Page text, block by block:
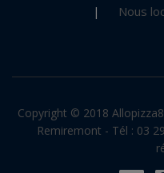
Nous
Copyright © 2018
Remiremont - Tél : 03